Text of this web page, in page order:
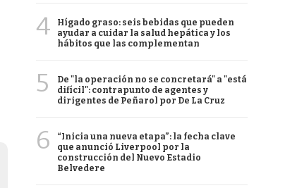
4
Hígado graso: seis bebidas que pueden
ayudar a cuidar la salud hepática y los
hábitos que las complementan
5
De "la operación no se concretará" a "está
difícil": contrapunto de agentes y
dirigentes de Peñarol por De La Cruz
6
“Inicia una nueva etapa”: la fecha clave
que anunció Liverpool por la
construcción del Nuevo Estadio
Belvedere